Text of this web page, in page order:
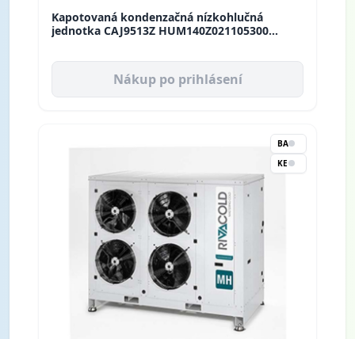
Kapotovaná kondenzačná nízkohlučná
jednotka CAJ9513Z HUM140Z021105300
Nákup po prihlásení
BA
KE